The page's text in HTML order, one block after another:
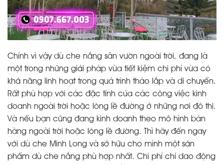
Chính vì vậy dù che nắng sân vườn ngoài trời, đang là
một trong những giải pháp vừa tiết kiệm chi phí vừa có
khả năng linh hoạt trong quá trình tháo lắp và di chuyển.
Rất phù hợp với các đặc tính của các công việc kinh
doanh ngoài trời hoặc lòng lề đường ở những nơi đô thị.
Và nếu bạn cũng đang kinh doanh theo mô hình bán
hàng ngoài trời hoặc lòng lề đường. Thì hãy đến ngay
với dù che Minh Long và sở hữu cho mình một sản
phẩm dù che nắng phù hợp nhất. Chi phí chỉ dao động